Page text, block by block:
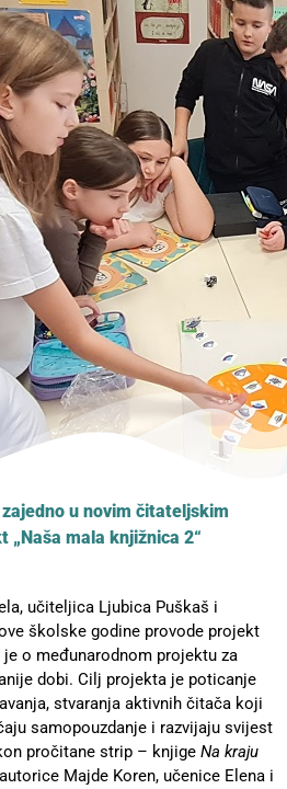
u novim čitateljskim
„Naša mala knjižnica 2“
učiteljica Ljubica Puškaš i
školske godine provode projekt
o međunarodnom projektu za
dobi. Cilj projekta je poticanje
stvaranja aktivnih čitača koji
samopouzdanje i razvijaju svijest
pročitane strip – knjige Na kraju
Majde Koren, učenice Elena i